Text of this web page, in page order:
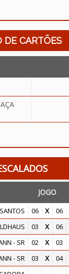
DE CARTÕES
JOGO
SANTOS 06 X 06
03 X 06
- SR 02 X 03
- SR 03 X 04